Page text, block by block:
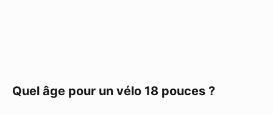
Quel âge pour un vélo 18 pouces ?